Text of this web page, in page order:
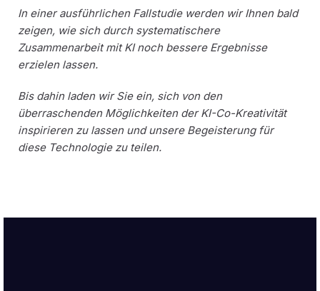
In einer ausführlichen Fallstudie werden wir Ihnen bald
zeigen, wie sich durch systematischere
Zusammenarbeit mit KI noch bessere Ergebnisse
erzielen lassen.
Bis dahin laden wir Sie ein, sich von den
überraschenden Möglichkeiten der KI-Co-Kreativität
inspirieren zu lassen und unsere Begeisterung für
diese Technologie zu teilen.